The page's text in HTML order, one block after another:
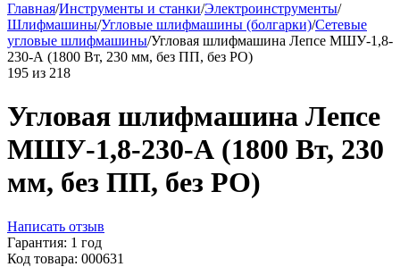
Главная/Инструменты и станки/Электроинструменты/
Шлифмашины/Угловые шлифмашины (болгарки)/Сетевые
угловые шлифмашины/Угловая шлифмашина Лепсе МШУ-1,8-
230-А (1800 Вт, 230 мм, без ПП, без РО)
195 из 218
Угловая шлифмашина Лепсе
МШУ-1,8-230-А (1800 Вт, 230
мм, без ПП, без РО)
Написать отзыв
Гарантия: 1 год
Код товара: 000631